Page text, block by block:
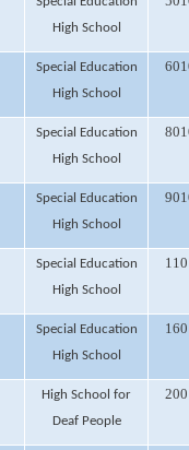
High School
Special Education
High School
Special Education
High School
Special Education
High School
Special Education
High School
Special Education
High School
High School for
Deaf People